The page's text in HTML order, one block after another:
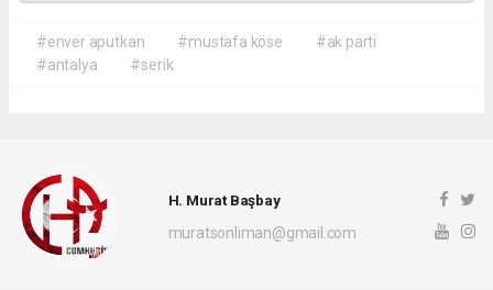
#enver aputkan #mustafa köse
#ak parti
#antalya
#serik
H. Murat Başbay
muratsonliman@gmail.com